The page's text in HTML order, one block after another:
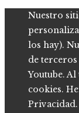
Nuestro
los hay).
de
Youtube.
cookies.